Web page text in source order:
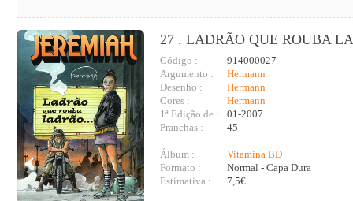
27 . LADRÃO QUE ROUBA
Código :
914000027
Argumento :
Hermann
Desenho :
Hermann
Cores :
Hermann
1ª Edição de :
01-2007
Pranchas :
45
Álbum :
Vitamina BD
Formato :
Normal - Capa Dura
Estimativa :
7,5€